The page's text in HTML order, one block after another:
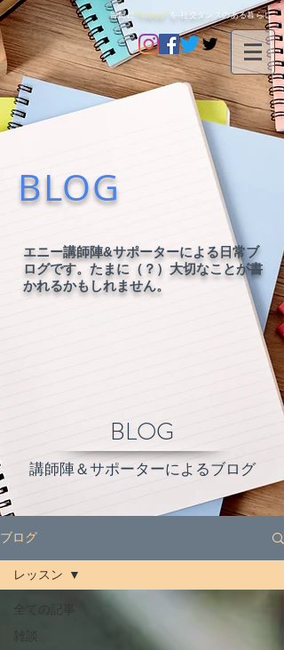
毎日に"happy" を-社交ダンスのある暮らし-
BLOG
エニー講師陣&サポーターによる日常ブ
ログです。たまに（？）大切なことが書
かれるかもしれません。
講師陣＆サポーターによるブログ
BLOG
ブログ
全ての記事
レッスン